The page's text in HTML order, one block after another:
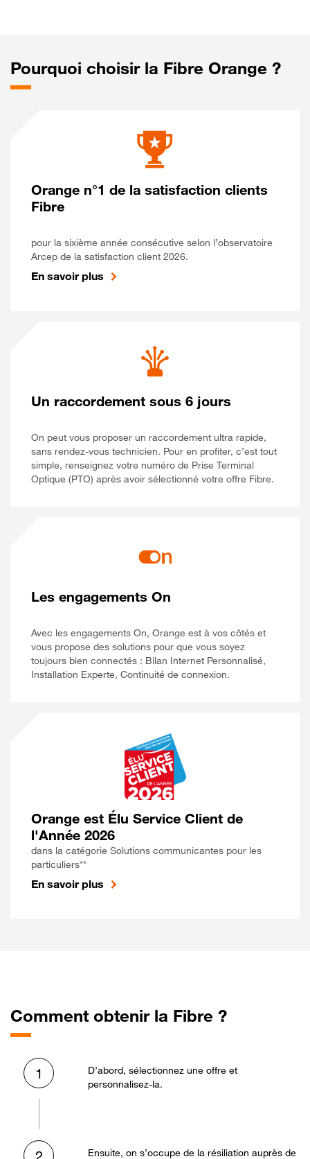
Pourquoi choisir la Fibre Orange ?
Orange n°1 de la satisfaction clients
Fibre
pour la sixième année consécutive selon l’observatoire
Arcep de la satisfaction client 2026.
En savoir plus
Un raccordement sous 6 jours
On peut vous proposer un raccordement ultra rapide,
sans rendez-vous technicien. Pour en profiter, c’est tout
simple, renseignez votre numéro de Prise Terminal
Optique (PTO) après avoir sélectionné votre offre Fibre.
Les engagements On
Avec les engagements On, Orange est à vos côtés et
vous propose des solutions pour que vous soyez
toujours bien connectés : Bilan Internet Personnalisé,
Installation Experte, Continuité de connexion.
Orange est Élu Service Client de
l'Année 2026
dans la catégorie Solutions communicantes pour les
particuliers**
En savoir plus
Comment obtenir la Fibre ?
1
D’abord, sélectionnez une offre et
personnalisez-la.
Ensuite, on s’occupe de la résiliation auprès de